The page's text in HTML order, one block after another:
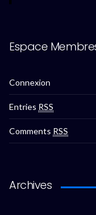
Espace
Connexion
Entries RSS
Comments RSS
Archives